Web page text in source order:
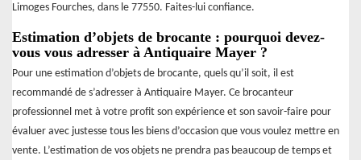
Limoges Fourches, dans le 77550. Faites-lui confiance.
Estimation d’objets de brocante : pourquoi devez-
vous vous adresser à Antiquaire Mayer ?
Pour une estimation d’objets de brocante, quels qu’il soit, il est
recommandé de s’adresser à Antiquaire Mayer. Ce brocanteur
professionnel met à votre profit son expérience et son savoir-faire pour
évaluer avec justesse tous les biens d’occasion que vous voulez mettre en
vente. L’estimation de vos objets ne prendra pas beaucoup de temps et